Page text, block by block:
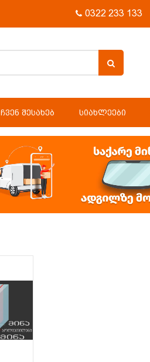
0322 233 133
ᲩᲕᲔᲜ ᲨᲔᲡᲐᲮᲔᲑ ᲡᲘᲐᲮᲚᲔᲔᲑᲘ